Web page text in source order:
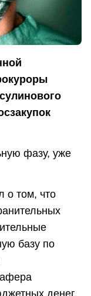
фазу, уже
о том, что
базу по
афера